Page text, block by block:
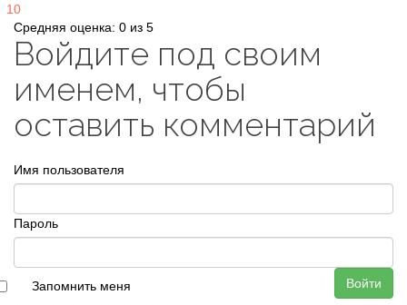
10
Средняя оценка: 0 из 5
Войдите под своим
именем, чтобы
оставить комментарий
Имя пользователя
Пароль
Войти
Запомнить меня